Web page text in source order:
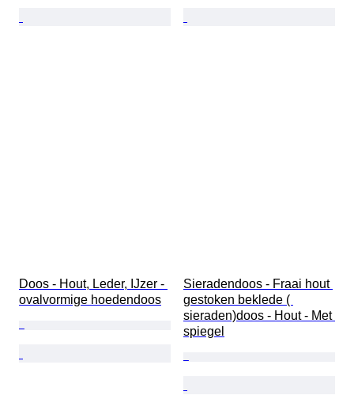
Doos - Hout, Leder, IJzer -
ovalvormige hoedendoos
Sieradendoos - Fraai hout
gestoken beklede (
sieraden)doos - Hout - Met
spiegel